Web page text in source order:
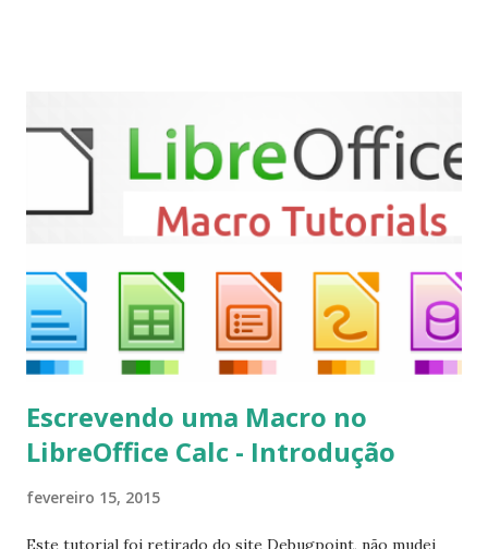
sudo apt-get install kodi Use o comando a seguir para
instalar codecs de áudio e outros complementos,
executando: $ sudo apt-get install --install-suggests
kodi Para remover, execute: $ sudo apt-get remove
Escrevendo uma Macro no
LibreOffice Calc - Introdução
fevereiro 15, 2015
Este tutorial foi retirado do site Debugpoint, não mudei